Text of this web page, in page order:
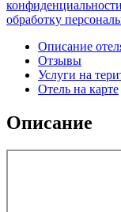
конфиденциальности
обработку
Описание
Отзывы
Услуги на
Отель на карте
Описание